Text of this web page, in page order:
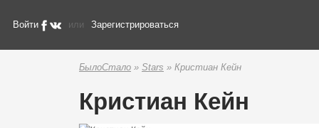
Войти или Зарегистрироваться
БылоСтало » Stars » Кристиан Кейн
Кристиан Кейн